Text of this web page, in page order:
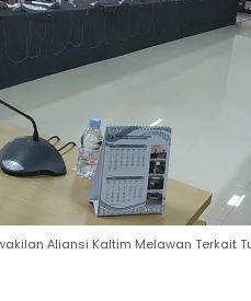
Aliansi Kaltim Melawan Terkait